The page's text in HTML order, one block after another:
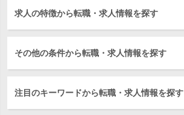
求人の特徴から転職・求人情報を探す
その他の条件から転職・求人情報を探す
注目のキーワードから転職・求人情報を探す